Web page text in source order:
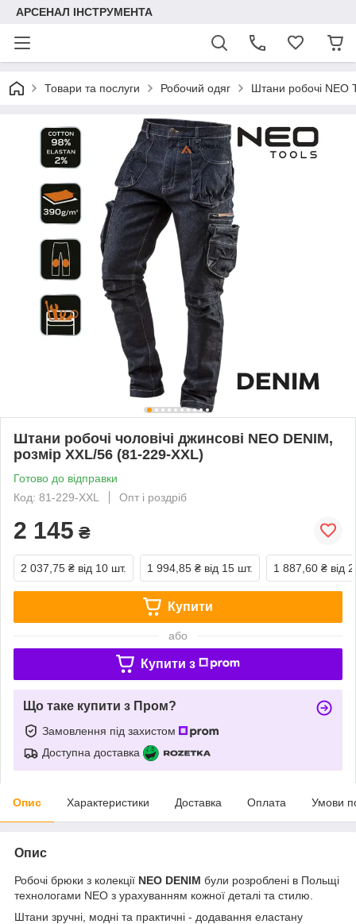
АРСЕНАЛ ІНСТРУМЕНТА
Товари та послуги Робочий одяг Штани робочі NEO
Штани робочі чоловічі джинсові NEO DENIM,
розмір XXL/56 (81-229-XXL)
Готово до відправки
Код: 81-229-XXL
Опт і роздріб
2 145 ₴
2 037,75 ₴ від 10 шт. 1 994,85 ₴ від 15 шт. 1 887,60 ₴ від
Купити
або
Купити з
Що таке купити з Пром?
Замовлення під захистом
Доступна доставка
Опис Характеристики Доставка Оплата Умови
Опис
Робочі брюки з колекції NEO DENIM були розроблені в Польщі
технологами NEO з урахуванням кожної деталі та стилю.
Штани зручні, модні та практичні - додавання еластану